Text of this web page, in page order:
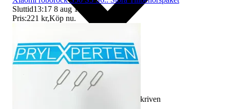
Ersättning om varan inte är som beskriven
Sluttid13:17 8 aug 13:17
Pris:221 kr,Köp nu.